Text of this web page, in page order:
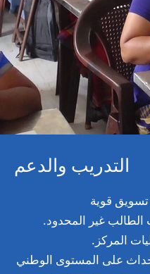
التدريب والدعم
تسويق قوية
الطالب غير المحدود.
المركز.
على المستوى الوطني